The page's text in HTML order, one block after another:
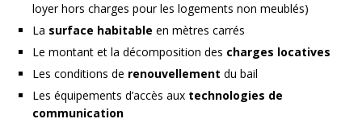
loyer hors charges pour les logements non meublés)
La surface habitable en mètres carrés
Le montant et la décomposition des charges locatives
Les conditions de renouvellement du bail
Les équipements d’accès aux technologies de
communication